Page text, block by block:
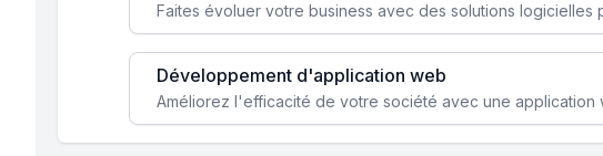
Développement d'application web